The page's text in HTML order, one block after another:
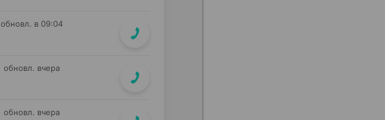
обновл. в 09:04
обновл. вчера
обновл. вчера